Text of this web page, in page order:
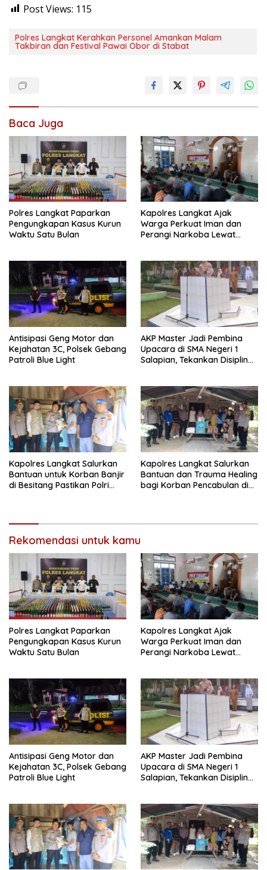
Post Views: 115
Polres Langkat Kerahkan Personel Amankan Malam
Takbiran dan Festival Pawai Obor di Stabat
Baca Juga
Polres Langkat Paparkan
Pengungkapan Kasus Kurun
Waktu Satu Bulan
Kapolres Langkat Ajak
Warga Perkuat Iman dan
Perangi Narkoba Lewat
Antisipasi Geng Motor dan
Kejahatan 3C, Polsek Gebang
Patroli Blue Light
AKP Master Jadi Pembina
Upacara di SMA Negeri 1
Salapian, Tekankan Disiplin
Kapolres Langkat Salurkan
Bantuan untuk Korban Banjir
di Besitang Pastikan Polri
Kapolres Langkat Salurkan
Bantuan dan Trauma Healing
bagi Korban Pencabulan di
Rekomendasi untuk kamu
Polres Langkat Paparkan
Pengungkapan Kasus Kurun
Waktu Satu Bulan
Kapolres Langkat Ajak
Warga Perkuat Iman dan
Perangi Narkoba Lewat
Antisipasi Geng Motor dan
Kejahatan 3C, Polsek Gebang
Patroli Blue Light
AKP Master Jadi Pembina
Upacara di SMA Negeri 1
Salapian, Tekankan Disiplin